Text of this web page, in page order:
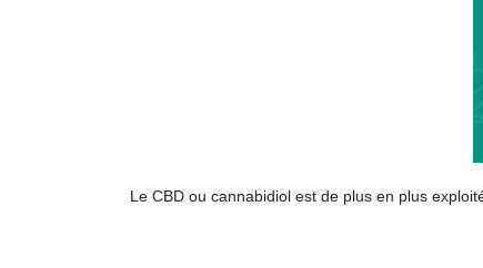
Le CBD ou cannabidiol est de plus en plus